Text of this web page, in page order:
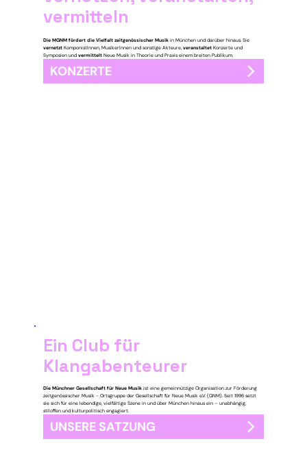
vermitteln
Die MGNM fördert die Vielfalt zeitgenössischer Musik in München und darüber hinaus. Sie
vernetzt KomponistInnen, MusikerInnen und sonstige Akteure,veranstaltet Konzerte und
Symposien undvermittelt Neue Musik in Theorie und Praxis einem breiten Publikum.
KONZERTE
Ein Club für
Klangabenteurer
Die Münchner Gesellschaft für Neue Musik ist eine gemeinnützige Organisation zur Förderung
zeitgenössischer Musik - Ortsgruppe der Gesellschaft für Neue Musik e.V. (GNM). Seit 1996 setzt
sie sich für eine lebendige, vielfältige Szene in und über München hinaus ein – unabhängig,
stiloffen und kulturpolitisch engagiert.
UNSERE SATZUNG